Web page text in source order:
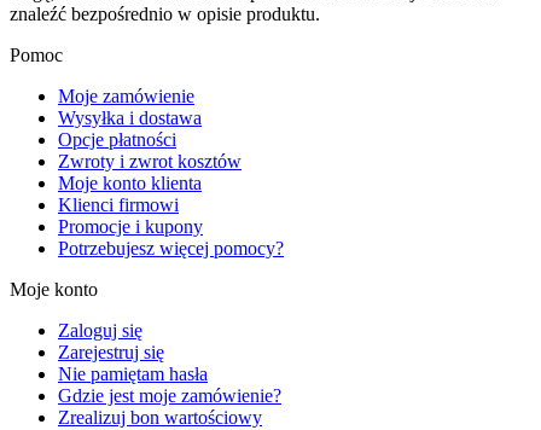
znaleźć bezpośrednio w opisie produktu.
Pomoc
Moje zamówienie
Wysyłka i dostawa
Opcje płatności
Zwroty i zwrot kosztów
Moje konto klienta
Klienci firmowi
Promocje i kupony
Potrzebujesz więcej pomocy?
Moje konto
Zaloguj się
Zarejestruj się
Nie pamiętam hasła
Gdzie jest moje zamówienie?
Zrealizuj bon wartościowy